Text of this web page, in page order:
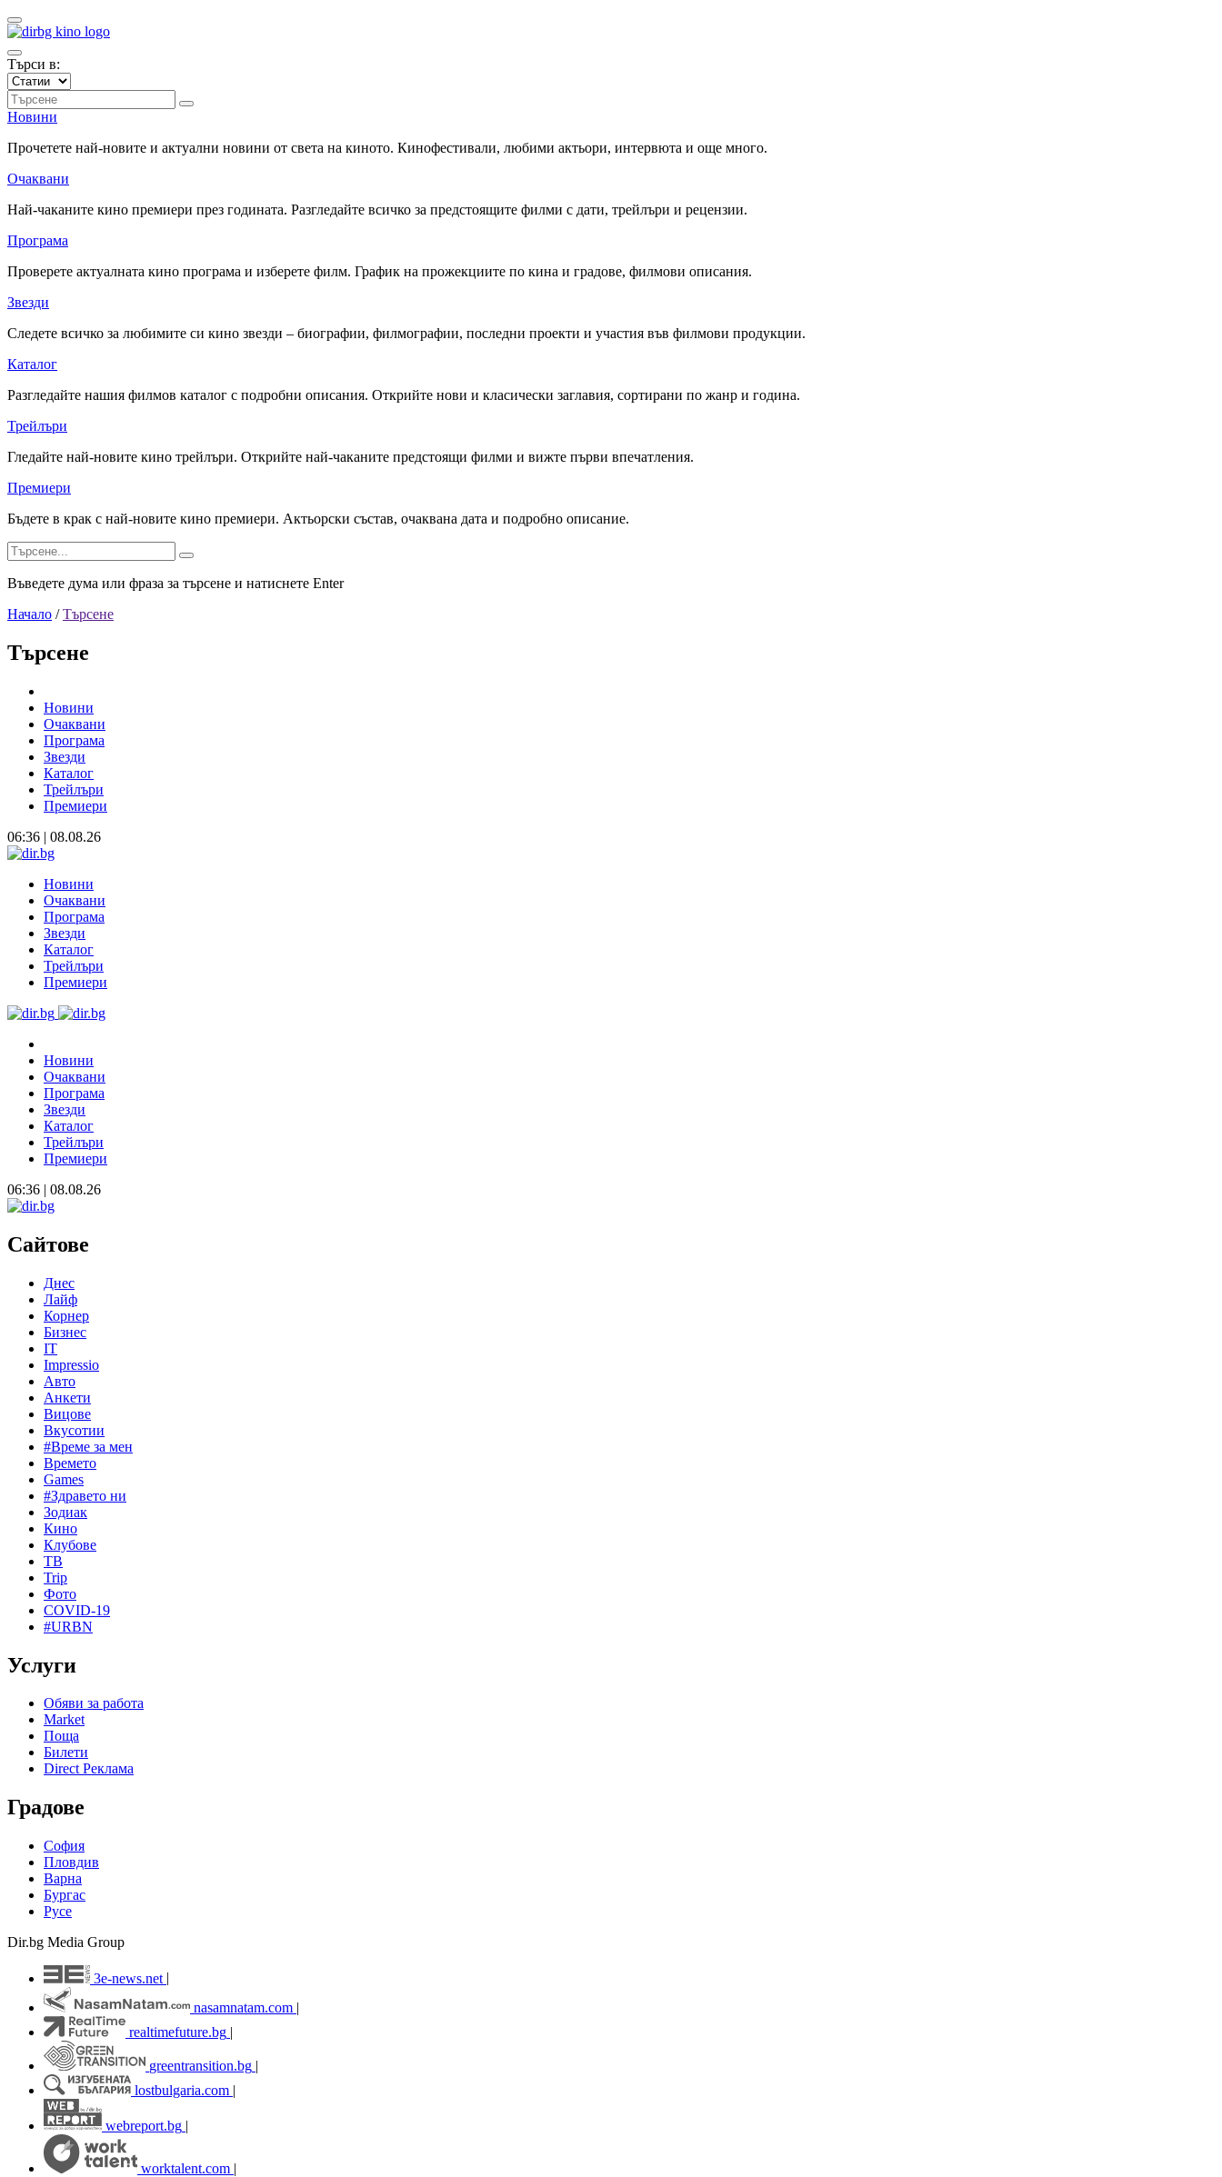
Търси в:
Новини
Прочетете най-новите и актуални новини от света на киното. Кинофестивали, любими актьори, интервюта и още много.
Очаквани
Най-чаканите кино премиери през годината. Разгледайте всичко за предстоящите филми с дати, трейлъри и рецензии.
Програма
Проверете актуалната кино програма и изберете филм. График на прожекциите по кина и градове, филмови описания.
Звезди
Следете всичко за любимите си кино звезди – биографии, филмографии, последни проекти и участия във филмови продукции.
Каталог
Разгледайте нашия филмов каталог с подробни описания. Открийте нови и класически заглавия, сортирани по жанр и година.
Трейлъри
Гледайте най-новите кино трейлъри. Открийте най-чаканите предстоящи филми и вижте първи впечатления.
Премиери
Бъдете в крак с най-новите кино премиери. Актьорски състав, очаквана дата и подробно описание.
Въведете дума или фраза за търсене и натиснете Enter
Начало / Търсене
Търсене
Новини
Очаквани
Програма
Звезди
Каталог
Трейлъри
Премиери
06:36 | 08.08.26
Новини
Очаквани
Програма
Звезди
Каталог
Трейлъри
Премиери
Новини
Очаквани
Програма
Звезди
Каталог
Трейлъри
Премиери
06:36 | 08.08.26
Сайтове
Днес
Лайф
Корнер
Бизнес
IT
Impressio
Авто
Анкети
Вицове
Вкусотии
#Време за мен
Времето
Games
#Здравето ни
Зодиак
Кино
Клубове
ТВ
Trip
Фото
COVID-19
#URBN
Услуги
Обяви за работа
Market
Поща
Билети
Direct Реклама
Градове
София
Пловдив
Варна
Бургас
Русе
Dir.bg Media Group
3e-news.net
nasamnatam.com |
realtimefuture.bg |
greentransition.bg |
lostbulgaria.com |
webreport.bg |
worktalent.com |